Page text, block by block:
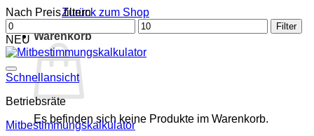
Zurück zum Shop
Warenkorb
Es befinden sich keine Produkte im Warenkorb.
Nach Preis filtern
Min.
Preis
Max.
Preis
Filter
NEU
Schnellansicht
Betriebsräte
Mitbestimmungskalkulator